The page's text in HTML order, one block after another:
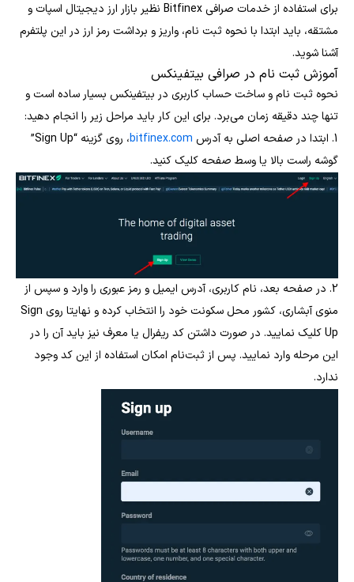
برای استفاده از خدمات صرافی Bitfinex نظیر بازار ارز دیجیتال اسپات و
مشتقه، باید ابتدا با نحوه ثبت نام، واریز و برداشت رمز ارز در این پلتفرم
آشنا شوید.
آموزش ثبت نام در صرافی بیتفینکس
نحوه ثبت نام و ساخت حساب کاربری در بیتفینکس بسیار ساده است و
تنها چند دقیقه زمان می‌برد. برای این کار باید مراحل زیر را انجام دهید:
1. ابتدا در صفحه اصلی به آدرس
bitfinex.com
، روی گزینه “Sign Up”
گوشه راست بالا یا وسط صفحه کلیک کنید.
2. در صفحه بعد، نام کاربری، آدرس ایمیل و رمز عبوری را وارد و سپس از
منوی آبشاری، کشور محل سکونت خود را انتخاب کرده و نهایتا روی Sign
Up کلیک نمایید. در صورت داشتن کد ریفرال یا معرف نیز باید آن را در
این مرحله وارد نمایید. پس از ثبت‌نام امکان استفاده از این کد وجود
ندارد.